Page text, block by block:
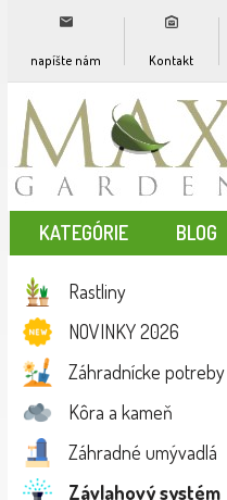
napíšte nám Kontakt
KATEGÓRIE BLOG
Rastliny
NOVINKY 2026
Záhradnícke potreby
Kôra a kameň
Záhradné umývadlá
Závlahový systém